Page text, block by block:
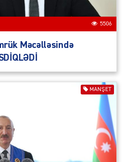
5506
Məcəlləsində
MANŞET